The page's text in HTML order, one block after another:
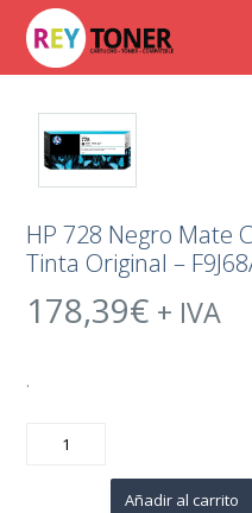
HP 728 Negro Mate
Tinta Original –
178,39€ + IVA
.
Añadir al carrito